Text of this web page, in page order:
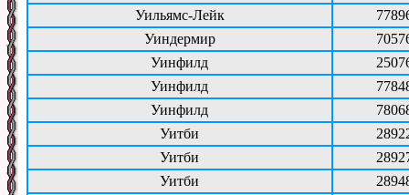
Уильямс-Лейк
Уиндермир
Уинфилд
Уинфилд
Уинфилд
Уитби
Уитби
Уитби